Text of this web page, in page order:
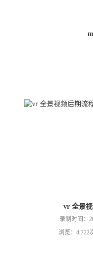
vr 全景
录制时间：
浏览：